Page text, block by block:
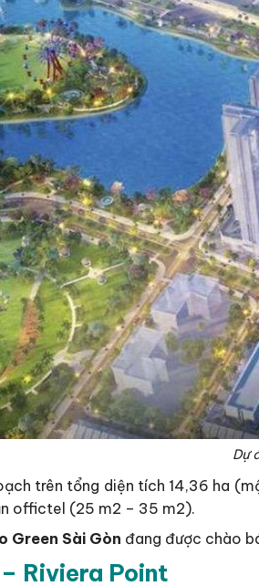
Dự
trên tổng diện tích 14,36 ha
offictel (25 m2 – 35 m2).
Green Sài Gòn đang được chào
Riviera Point